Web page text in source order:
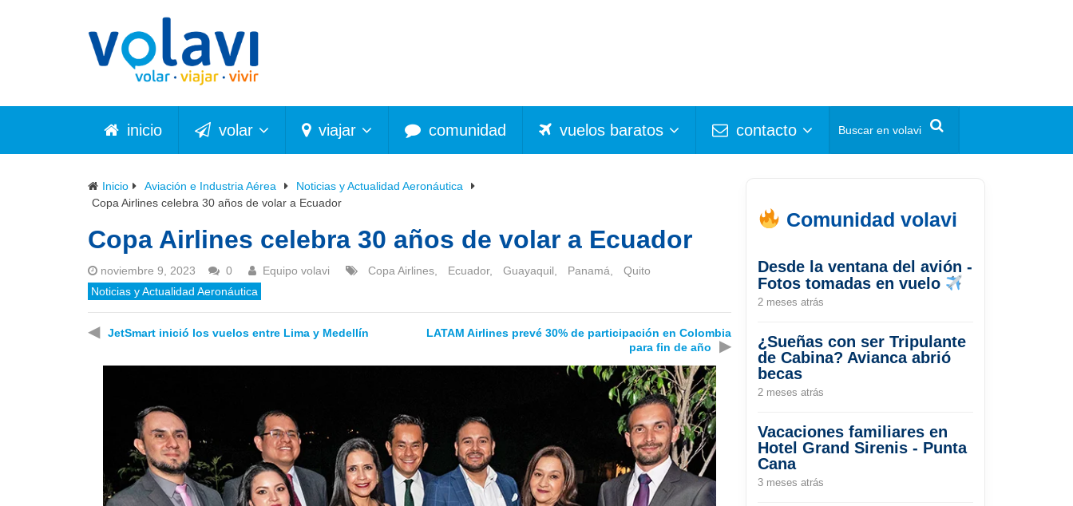
inicio volar viajar comunidad vuelos baratos contacto
Inicio Aviación e Industria Aérea
Noticias y Actualidad Aeronáutica
Copa Airlines celebra 30 años de volar a Ecuador
Copa Airlines celebra 30 años de volar a Ecuador
noviembre 9, 2023 0 Equipo volavi Copa Airlines Ecuador, Guayaquil Panamá
Quito
Noticias y Actualidad Aeronáutica
◀ JetSmart inició los vuelos entre Lima y Medellín
LATAM Airlines prevé 30% de participación en Colombia
para fin de año
▶
Comunidad volavi
Desde la ventana del avión -
Fotos tomadas en vuelo
2 meses atrás
¿Sueñas con ser Tripulante
de Cabina? Avianca abrió
becas
2 meses atrás
Vacaciones familiares en
Hotel Grand Sirenis - Punta
Cana
3 meses atrás